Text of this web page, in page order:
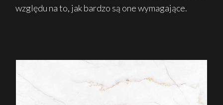
względu na to, jak bardzo są one wymagające.